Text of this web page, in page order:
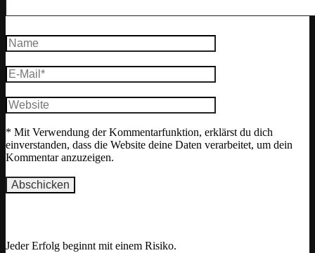
* Mit Verwendung der Kommentarfunktion, erklärst du dich
einverstanden, dass die Website deine Daten verarbeitet, um dein
Kommentar anzuzeigen.
Jeder Erfolg beginnt mit einem Risiko.